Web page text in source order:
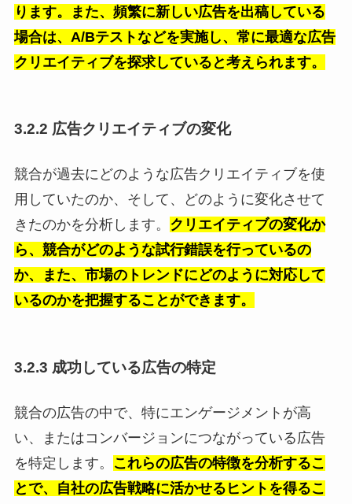
ります。また、頻繁に新しい広告を出稿している
場合は、A/Bテストなどを実施し、常に最適な広告
クリエイティブを探求していると考えられます。
3.2.2 広告クリエイティブの変化
競合が過去にどのような広告クリエイティブを使
用していたのか、そして、どのように変化させて
きたのかを分析します。 クリエイティブの変化か
ら、競合がどのような試行錯誤を行っているの
か、また、市場のトレンドにどのように対応して
いるのかを把握することができます。
3.2.3 成功している広告の特定
競合の広告の中で、特にエンゲージメントが高
い、またはコンバージョンにつながっている広告
を特定します。
これらの広告の特徴を分析するこ
とで、自社の広告戦略に活かせるヒントを得るこ